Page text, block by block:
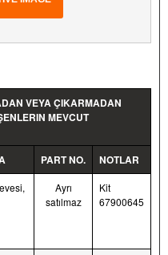
VEYA ÇIKARMADAN
MEVCUT
PART NO. NOTLAR
Ayrı
satılmaz
Kit
67900645